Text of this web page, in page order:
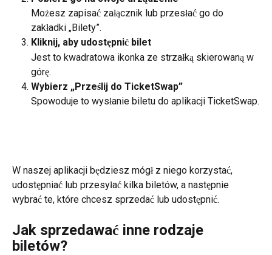
Możesz zapisać załącznik lub przesłać go do
zakładki „Bilety”.
Kliknij, aby udostępnić bilet
Jest to kwadratowa ikonka ze strzałką skierowaną w
górę.
Wybierz „Prześlij do TicketSwap”
Spowoduje to wysłanie biletu do aplikacji TicketSwap.
W naszej aplikacji będziesz mógł z niego korzystać,
udostępniać lub przesyłać kilka biletów, a następnie
wybrać te, które chcesz sprzedać lub udostępnić.
Jak sprzedawać inne rodzaje
biletów?